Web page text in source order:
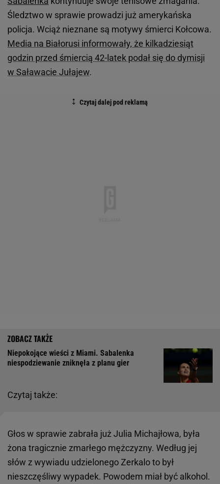
Śledztwo w sprawie prowadzi już amerykańska
policja. Wciąż nieznane są motywy śmierci Kołcowa.
Media na Białorusi informowały, że kilkadziesiąt
godzin przed śmiercią 42-latek podał się do dymisji
w Saławacie Jułajew.
Czytaj także:
Niepokojące wieści z Miami. Sabalenka
niespodziewanie zniknęła z planu gier
Głos w sprawie zabrała już Julia Michajłowa, była
żona tragicznie zmarłego mężczyzny. Według jej
słów z wywiadu udzielonego Zerkalo to był
nieszczęśliwy wypadek. Powodem miał być alkohol.